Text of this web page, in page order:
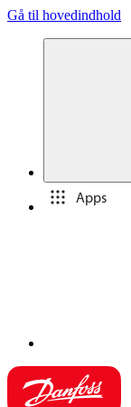
Gå til hovedindhold
Apps